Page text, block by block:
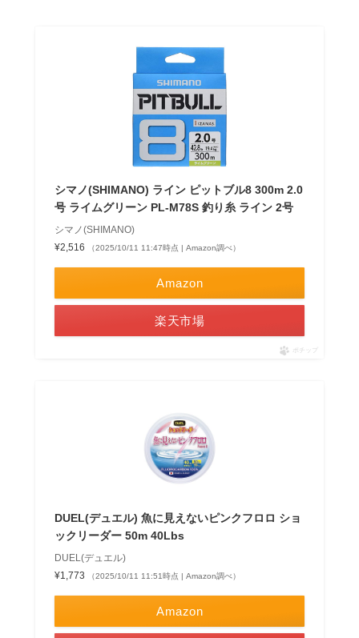
シマノ(SHIMANO) ライン ピットブル8 300m 2.0
号 ライムグリーン PL-M78S 釣り糸 ライン 2号
シマノ(SHIMANO)
¥2,516
（2025/10/11 11:47時点 | Amazon調べ）
Amazon
楽天市場
ポチップ
DUEL(デュエル) 魚に見えないピンクフロロ ショ
ックリーダー 50m 40Lbs
DUEL(デュエル)
¥1,773
（2025/10/11 11:51時点 | Amazon調べ）
Amazon